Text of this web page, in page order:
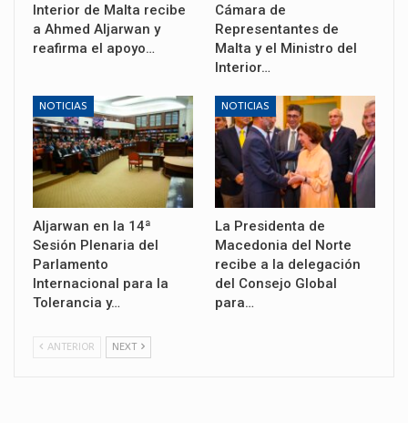
Interior de Malta recibe
a Ahmed Aljarwan y
reafirma el apoyo…
Cámara de
Representantes de
Malta y el Ministro del
Interior…
NOTICIAS
Aljarwan en la 14ª
Sesión Plenaria del
Parlamento
Internacional para la
Tolerancia y…
NOTICIAS
La Presidenta de
Macedonia del Norte
recibe a la delegación
del Consejo Global
para…
ANTERIOR NEXT